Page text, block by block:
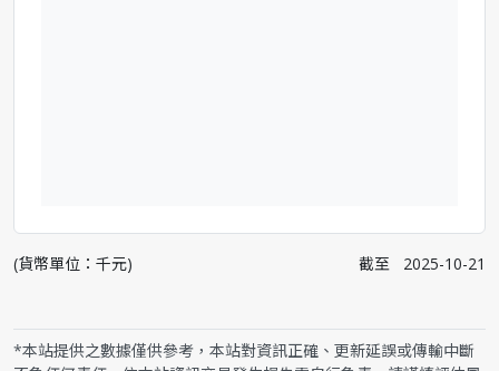
(貨幣單位：千元) 截至 2025-10-21
*本站提供之數據僅供參考，本站對資訊正確、更新延誤或傳輸中斷